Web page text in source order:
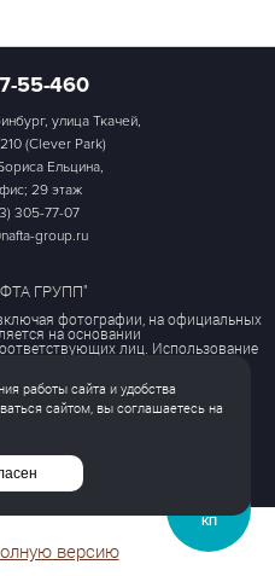
55-460
улица Ткачей,
(Clever Park)
Ельцина,
29 этаж
305-77-07
group.ru
ГРУПП"
фотографии, на официальных
на основании
лиц. Использование
данных
персональных данных
версию
КП
работы сайта и удобства
сайтом, вы соглашаетесь на